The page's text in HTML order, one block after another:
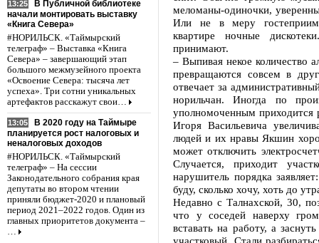
13:25
В Публичной библиотеке
начали монтировать выставку
«Книга Севера»
#НОРИЛЬСК. «Таймырский
телеграф» – Выставка «Книга
Севера» – завершающий этап
большого межмузейного проекта
«Освоение Севера: тысяча лет
успеха». Три сотни уникальных
артефактов расскажут свои…
13:05
В 2020 году на Таймыре
планируется рост налоговых и
неналоговых доходов
#НОРИЛЬСК. «Таймырский
телеграф» – На сессии
Законодательного собрания края
депутаты во втором чтении
приняли бюджет-2020 и плановый
период 2021–2022 годов. Один из
главных приоритетов документа –
…
меломаны-одиночки,
Или не в меру
квартире ночные
принимают.
– Выпивая некое количество
превращаются совсем в
отвечает за
норильчан. Иногда по
уполномоченным приходится
Игоря Васильевича
людей и их нравы Якшин
может отключить
Случается, приходит
нарушитель порядка
буду, сколько хочу, хоть до
Недавно с Талнахской, 30,
что у соседей наверху
вставать на работу, а
участковый. Стали